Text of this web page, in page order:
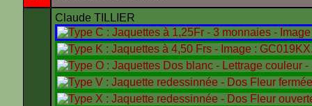
Claude TILLIER